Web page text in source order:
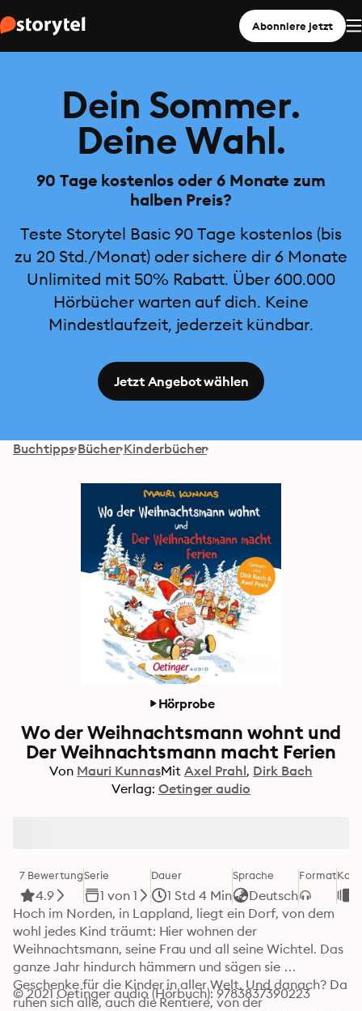
Abonniere jetzt
Dein Sommer.
Deine Wahl.
90 Tage kostenlos oder 6 Monate zum
halben Preis?
Teste Storytel Basic 90 Tage kostenlos (bis
zu 20 Std./Monat) oder sichere dir 6 Monate
Unlimited mit 50% Rabatt. Über 600.000
Hörbücher warten auf dich. Keine
Mindestlaufzeit, jederzeit kündbar.
Jetzt Angebot wählen
Buchtipps Bücher Kinderbücher
Hörprobe
Wo der Weihnachtsmann wohnt und
Der Weihnachtsmann macht Ferien
Von Mauri KunnasMit Axel Prahl Dirk Bach
Verlag: Oetinger audio
7 Bewertung
4.9
Serie
1 von 1
Dauer
1 Std 4 Min
Sprache
Deutsch
Format
Hoch im Norden, in Lappland, liegt ein Dorf, von dem
wohl jedes Kind träumt: Hier wohnen der
Weihnachtsmann, seine Frau und all seine Wichtel. Das
ganze Jahr hindurch hämmern und sägen sie
Geschenke für die Kinder in aller Welt. Und danach? Da
ruhen sich alle, auch die Rentiere, von der
© 2021 Oetinger audio (Hörbuch): 9783837390223